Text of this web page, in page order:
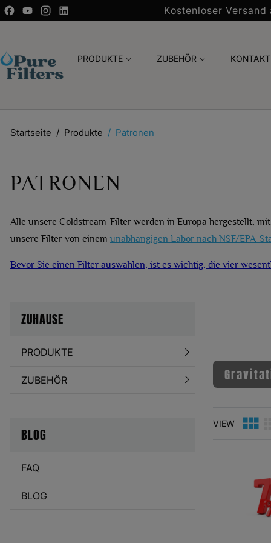
Kostenloser
PRODUKTE ZUBEHÖR KONTAKT
Startseite Produkte Patronen
PATRONEN
Alle unsere Coldstream-Filter werden in Europa hergestellt,
unsere Filter von einem unabhängigen Labor nach NSF/EPA-
Bevor Sie einen Filter auswählen, ist es wichtig, die vier
ZUHAUSE
PRODUKTE
ZUBEHÖR
BLOG
FAQ
BLOG
VIEW